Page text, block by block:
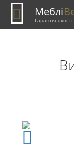
Меблі
Гарантія якості